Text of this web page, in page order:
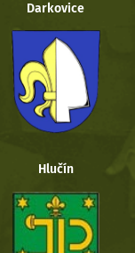
Darkovice
Hlučín